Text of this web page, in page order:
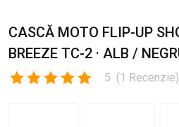
CASCĂ MOTO FLIP-UP
BREEZE TC-2 · ALB /
5 (1 Recenzie)